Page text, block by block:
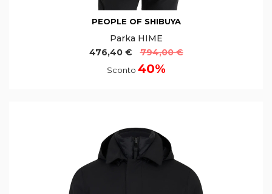
PEOPLE OF SHIBUYA
Parka HIME
476,40 €
794,00 €
Sconto 40%